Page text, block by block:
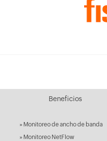
Beneficios
» Monitoreo de ancho de banda
» Monitoreo NetFlow